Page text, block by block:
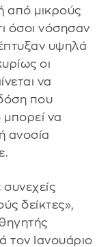
από μικρούς
όσοι νόσησαν
υψηλά
οι
να
δόση που
να
ανοσία
δείκτες»,
τον Ιανουάριο